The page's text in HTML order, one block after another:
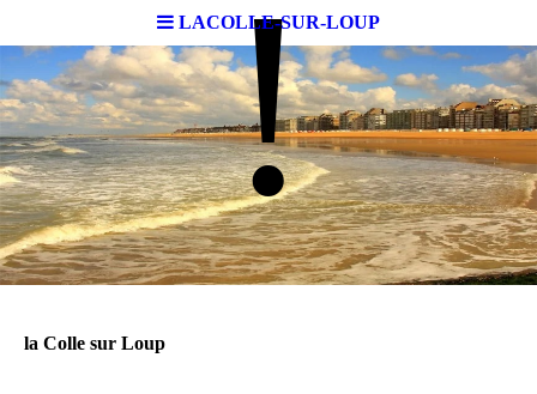
LACOLLE-SUR-LOUP
!
la Colle sur Loup